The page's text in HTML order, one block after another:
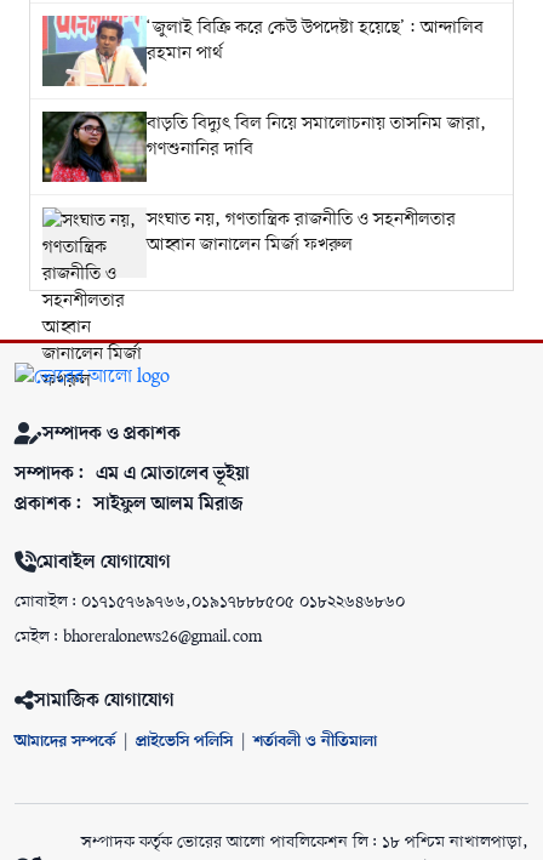
‘জুলাই বিক্রি করে কেউ উপদেষ্টা হয়েছে’: আন্দালিব
রহমান পার্থ
বাড়তি বিদ্যুৎ বিল নিয়ে সমালোচনায় তাসনিম জারা,
গণশুনানির দাবি
সংঘাত নয়, গণতান্ত্রিক রাজনীতি ও সহনশীলতার
আহ্বান জানালেন মির্জা ফখরুল
সম্পাদক ও প্রকাশক
সম্পাদক: এম এ মোতালেব ভূইয়া
প্রকাশক: সাইফুল আলম মিরাজ
মোবাইল যোগাযোগ
মোবাইল: ০১৭১৫৭৬৯৭৬৬,০১৯১৭৮৮৮৫০৫ ০১৮২২৬৪৬৮৬০
মেইল: bhoreralonews26@gmail.com
সামাজিক যোগাযোগ
আমাদের সম্পর্কে প্রাইভেসি পলিসি শর্তাবলী ও নীতিমালা
সম্পাদক কর্তৃক ভোরের আলো পাবলিকেশন লি: ১৮ পশ্চিম নাখালপাড়া,